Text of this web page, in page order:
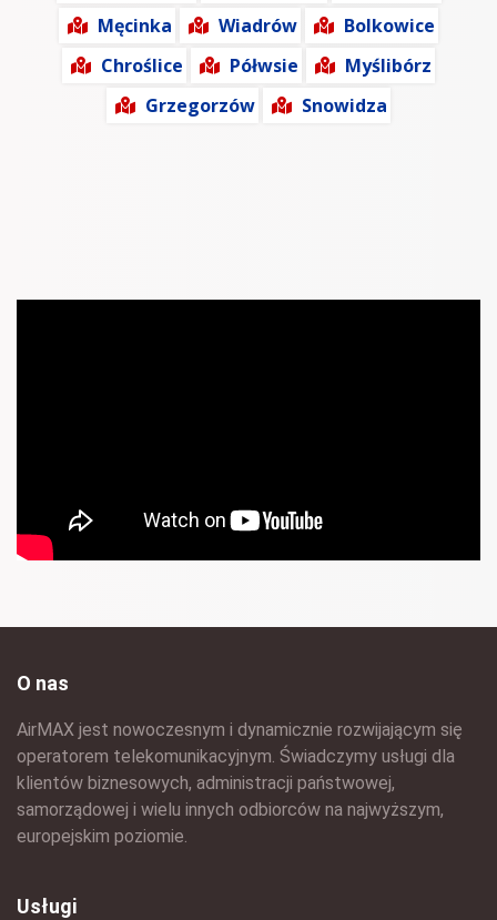
Męcinka
Wiadrów
Bolkowice
Chroślice
Półwsie
Myślibórz
Grzegorzów
Snowidza
O nas
AirMAX jest nowoczesnym i dynamicznie rozwijającym się
operatorem telekomunikacyjnym. Świadczymy usługi dla
klientów biznesowych, administracji państwowej,
samorządowej i wielu innych odbiorców na najwyższym,
europejskim poziomie.
Usługi